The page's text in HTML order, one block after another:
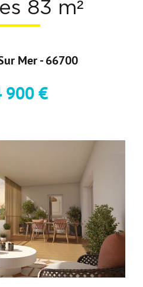
Devenir Adhérent
83 m²
Mer - 66700
900 €